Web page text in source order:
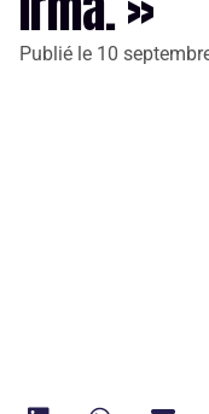
Publié le 10